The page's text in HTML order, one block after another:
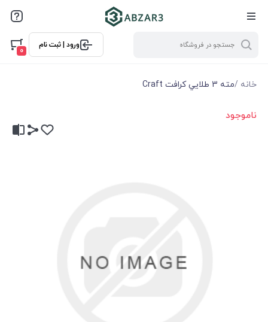
ورود | ثبت نام
0
خانه /مته 3 طلايي كرافت Craft
ناموجود